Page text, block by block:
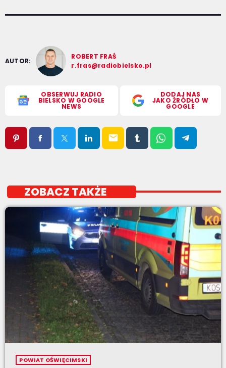
AUTOR:
ROBERT FRAŚ
r.fras@radiobielsko.pl
OBSERWUJ RADIO
BIELSKO W GOOGLE
NEWS
DODAJ NAS
JAKO ŹRÓDŁO W
GOOGLE
email
ZOBACZ TAKŻE
POWIAT OŚWIĘCIMSKI